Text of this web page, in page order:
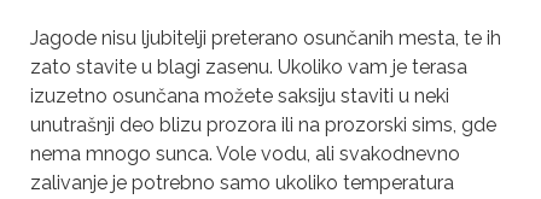
Jagode nisu ljubitelji preterano osunčanih mesta, te ih
zato stavite u blagi zasenu. Ukoliko vam je terasa
izuzetno osunčana možete saksiju staviti u neki
unutrašnji deo blizu prozora ili na prozorski sims, gde
nema mnogo sunca. Vole vodu, ali svakodnevno
zalivanje je potrebno samo ukoliko temperatura